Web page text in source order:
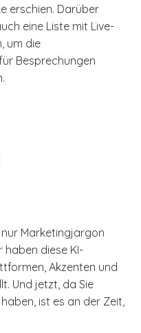
erschien. Darüber
eine Liste mit Live-
um die
Besprechungen
nur Marketingjargon
diese KI-
Akzenten und
Und jetzt, da Sie
ist es an der Zeit,